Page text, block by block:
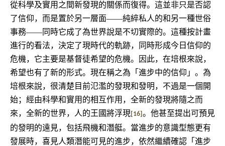
從科學及實用之間新發現的關係而復得。這並非只是否認
了信仰，而是置於另一層面――純綷私人的和另一種世俗
事務――同時它成了為世界說是不切實際的。這種按計畫
進行的看法，決定了現時代的軌跡，同時形成今日信仰的
危機，它主要是基督徒希望的危機。因此，在培根來說，
希望也有了新的形式。現在稱之為「進步中的信仰」。為
培根來說，很清楚目前氾濫的發現和發明，不過是一個開
始；經由科學和實用的相互作用，全新的發現將隨之而
來，全新的世界，人的王國將浮現 [16] 。他甚至提出可預見
的發明的遠見，包括飛機和潛艇。當進步的意識型態更有
發展時，喜見人類潛能可見的進步，依然繼續確認「進步